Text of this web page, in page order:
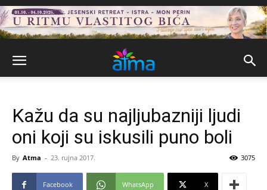
Kažu da su najljubazniji ljudi
oni koji su iskusili puno boli
By Atma - 23. rujna 2017. 3075
Facebook WhatsApp X